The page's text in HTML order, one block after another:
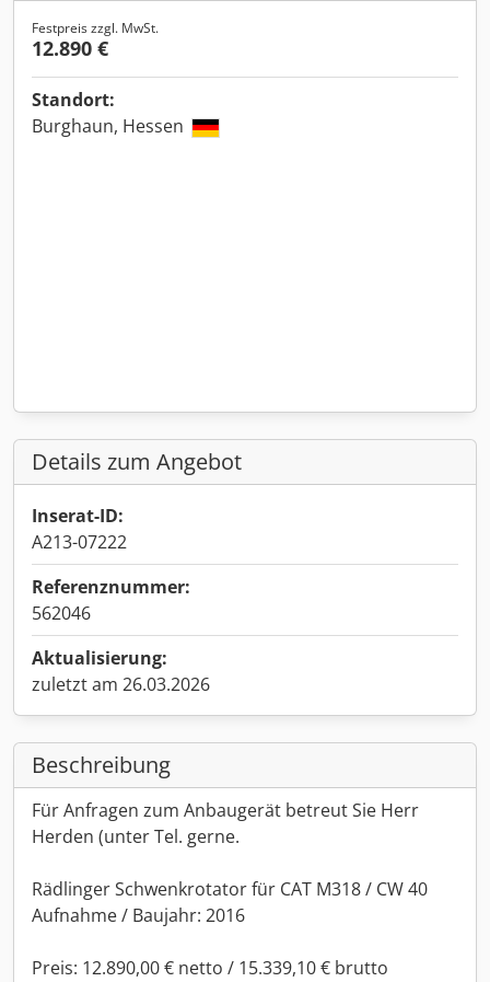
Festpreis zzgl. MwSt.
12.890 €
Standort:
Burghaun, Hessen
Details zum Angebot
Inserat-ID:
A213-07222
Referenznummer:
562046
Aktualisierung:
zuletzt am 26.03.2026
Beschreibung
Für Anfragen zum Anbaugerät betreut Sie Herr
Herden (unter Tel. gerne.
Rädlinger Schwenkrotator für CAT M318 / CW 40
Aufnahme / Baujahr: 2016
Preis: 12.890,00 € netto / 15.339,10 € brutto